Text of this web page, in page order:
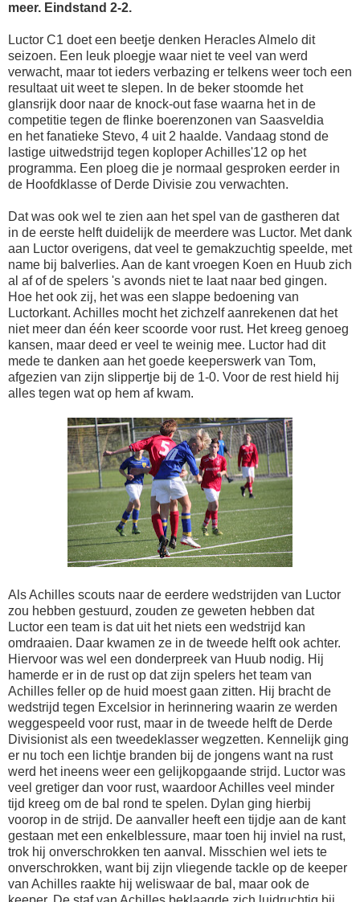
meer. Eindstand 2-2.
Luctor C1 doet een beetje denken Heracles Almelo dit
seizoen. Een leuk ploegje waar niet te veel van werd
verwacht, maar tot ieders verbazing er telkens weer toch een
resultaat uit weet te slepen. In de beker stoomde het
glansrijk door naar de knock-out fase waarna het in de
competitie tegen de flinke boerenzonen van Saasveldia
en het fanatieke Stevo, 4 uit 2 haalde. Vandaag stond de
lastige uitwedstrijd tegen koploper Achilles'12 op het
programma. Een ploeg die je normaal gesproken eerder in
de Hoofdklasse of Derde Divisie zou verwachten.
Dat was ook wel te zien aan het spel van de gastheren dat
in de eerste helft duidelijk de meerdere was Luctor. Met dank
aan Luctor overigens, dat veel te gemakzuchtig speelde, met
name bij balverlies. Aan de kant vroegen Koen en Huub zich
al af of de spelers 's avonds niet te laat naar bed gingen.
Hoe het ook zij, het was een slappe bedoening van
Luctorkant. Achilles mocht het zichzelf aanrekenen dat het
niet meer dan één keer scoorde voor rust. Het kreeg genoeg
kansen, maar deed er veel te weinig mee. Luctor had dit
mede te danken aan het goede keeperswerk van Tom,
afgezien van zijn slippertje bij de 1-0. Voor de rest hield hij
alles tegen wat op hem af kwam.
Als Achilles scouts naar de eerdere wedstrijden van Luctor
zou hebben gestuurd, zouden ze geweten hebben dat
Luctor een team is dat uit het niets een wedstrijd kan
omdraaien. Daar kwamen ze in de tweede helft ook achter.
Hiervoor was wel een donderpreek van Huub nodig. Hij
hamerde er in de rust op dat zijn spelers het team van
Achilles feller op de huid moest gaan zitten. Hij bracht de
wedstrijd tegen Excelsior in herinnering waarin ze werden
weggespeeld voor rust, maar in de tweede helft de Derde
Divisionist als een tweedeklasser wegzetten. Kennelijk ging
er nu toch een lichtje branden bij de jongens want na rust
werd het ineens weer een gelijkopgaande strijd. Luctor was
veel gretiger dan voor rust, waardoor Achilles veel minder
tijd kreeg om de bal rond te spelen. Dylan ging hierbij
voorop in de strijd. De aanvaller heeft een tijdje aan de kant
gestaan met een enkelblessure, maar toen hij inviel na rust,
trok hij onverschrokken ten aanval. Misschien wel iets te
onverschrokken, want bij zijn vliegende tackle op de keeper
van Achilles raakte hij weliswaar de bal, maar ook de